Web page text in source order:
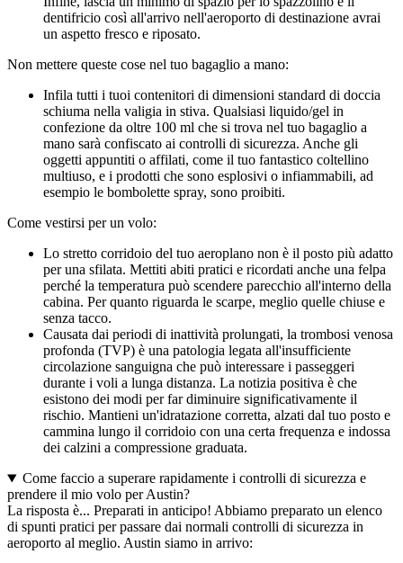
dentifricio così all'arrivo nell'aeroporto di destinazione avrai
un aspetto fresco e riposato.
Non mettere queste cose nel tuo bagaglio a mano:
Infila tutti i tuoi contenitori di dimensioni standard di doccia
schiuma nella valigia in stiva. Qualsiasi liquido/gel in
confezione da oltre 100 ml che si trova nel tuo bagaglio a
mano sarà confiscato ai controlli di sicurezza. Anche gli
oggetti appuntiti o affilati, come il tuo fantastico coltellino
multiuso, e i prodotti che sono esplosivi o infiammabili, ad
esempio le bombolette spray, sono proibiti.
Come vestirsi per un volo:
Lo stretto corridoio del tuo aeroplano non è il posto più adatto
per una sfilata. Mettiti abiti pratici e ricordati anche una felpa
perché la temperatura può scendere parecchio all'interno della
cabina. Per quanto riguarda le scarpe, meglio quelle chiuse e
senza tacco.
Causata dai periodi di inattività prolungati, la trombosi venosa
profonda (TVP) è una patologia legata all'insufficiente
circolazione sanguigna che può interessare i passeggeri
durante i voli a lunga distanza. La notizia positiva è che
esistono dei modi per far diminuire significativamente il
rischio. Mantieni un'idratazione corretta, alzati dal tuo posto e
cammina lungo il corridoio con una certa frequenza e indossa
dei calzini a compressione graduata.
Come faccio a superare rapidamente i controlli di sicurezza e
prendere il mio volo per Austin?
La risposta è... Preparati in anticipo! Abbiamo preparato un elenco
di spunti pratici per passare dai normali controlli di sicurezza in
aeroporto al meglio. Austin siamo in arrivo: